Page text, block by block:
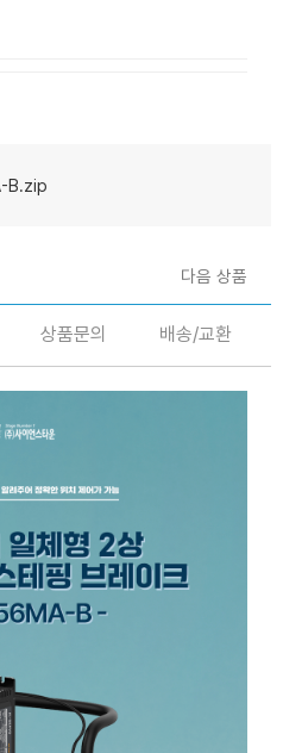
B.zip
다음 상품
상품문의 배송/교환